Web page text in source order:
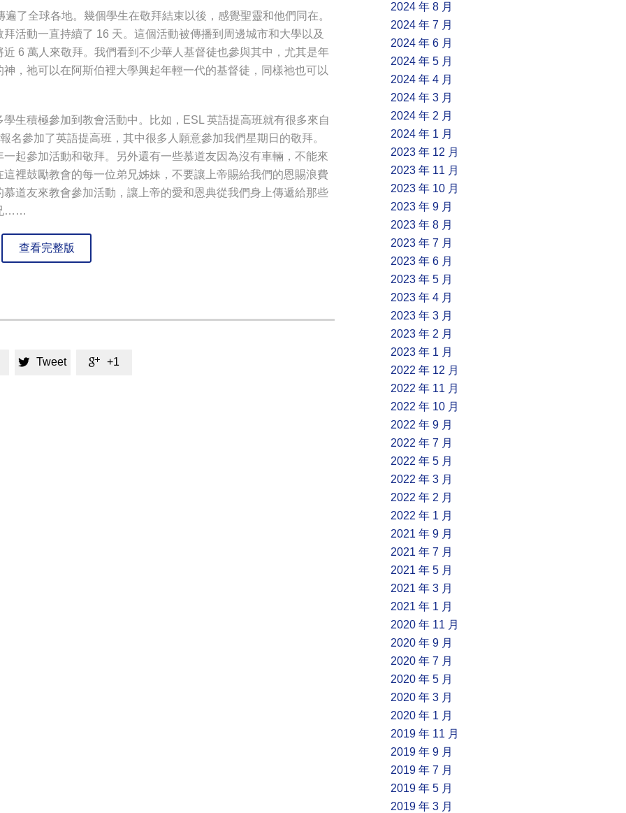
了全球各地。幾個學生在敬拜結束以後，感覺聖靈和他們同在。
活動一直持續了 16 天。這個活動被傳播到周邊城市和大學以及
6 萬人來敬拜。我們看到不少華人基督徒也參與其中，尤其是年
，祂可以在阿斯伯裡大學興起年輕一代的基督徒，同樣祂也可以
生積極參加到教會活動中。比如，ESL 英語提高班就有很多來自
名參加了英語提高班，其中很多人願意參加我們星期日的敬拜。
起參加活動和敬拜。另外還有一些慕道友因為沒有車輛，不能來
裡鼓勵教會的每一位弟兄姊妹，不要讓上帝賜給我們的恩賜浪費
道友來教會參加活動，讓上帝的愛和恩典從我們身上傳遞給那些
……
查看完整版
 Tweet  +1
2024 年 8 月
2024 年 7 月
2024 年 6 月
2024 年 5 月
2024 年 4 月
2024 年 3 月
2024 年 2 月
2024 年 1 月
2023 年 12 月
2023 年 11 月
2023 年 10 月
2023 年 9 月
2023 年 8 月
2023 年 7 月
2023 年 6 月
2023 年 5 月
2023 年 4 月
2023 年 3 月
2023 年 2 月
2023 年 1 月
2022 年 12 月
2022 年 11 月
2022 年 10 月
2022 年 9 月
2022 年 7 月
2022 年 5 月
2022 年 3 月
2022 年 2 月
2022 年 1 月
2021 年 9 月
2021 年 7 月
2021 年 5 月
2021 年 3 月
2021 年 1 月
2020 年 11 月
2020 年 9 月
2020 年 7 月
2020 年 5 月
2020 年 3 月
2020 年 1 月
2019 年 11 月
2019 年 9 月
2019 年 7 月
2019 年 5 月
2019 年 3 月